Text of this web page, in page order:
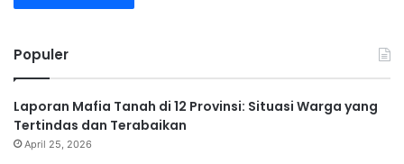
Populer
Laporan Mafia Tanah di 12 Provinsi: Situasi Warga yang
Tertindas dan Terabaikan
April 25, 2026